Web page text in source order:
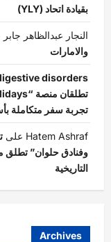
بقيادة اتحاد (YLY)
النجار عبدالظاهر جابر
والامارات
disorders
تجربة سفر متكاملة
Hatem Ashraf على
وفنادق حلوان” تطلق
التاريخية
Archives